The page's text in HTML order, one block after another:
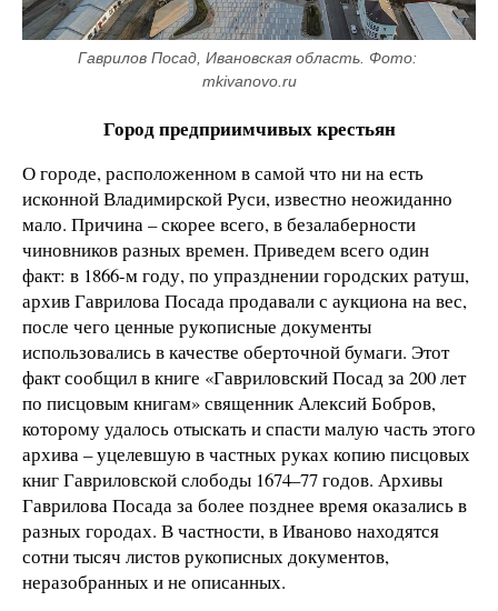
Гаврилов Посад, Ивановская область. Фото:
mkivanovo.ru
Город предприимчивых крестьян
О городе, расположенном в самой что ни на есть
исконной Владимирской Руси, известно неожиданно
мало. Причина – скорее всего, в безалаберности
чиновников разных времен. Приведем всего один
факт: в 1866-м году, по упразднении городских ратуш,
архив Гаврилова Посада продавали с аукциона на вес,
после чего ценные рукописные документы
использовались в качестве оберточной бумаги. Этот
факт сообщил в книге «Гавриловский Посад за 200 лет
по писцовым книгам» священник Алексий Бобров,
которому удалось отыскать и спасти малую часть этого
архива – уцелевшую в частных руках копию писцовых
книг Гавриловской слободы 1674–77 годов. Архивы
Гаврилова Посада за более позднее время оказались в
разных городах. В частности, в Иваново находятся
сотни тысяч листов рукописных документов,
неразобранных и не описанных.